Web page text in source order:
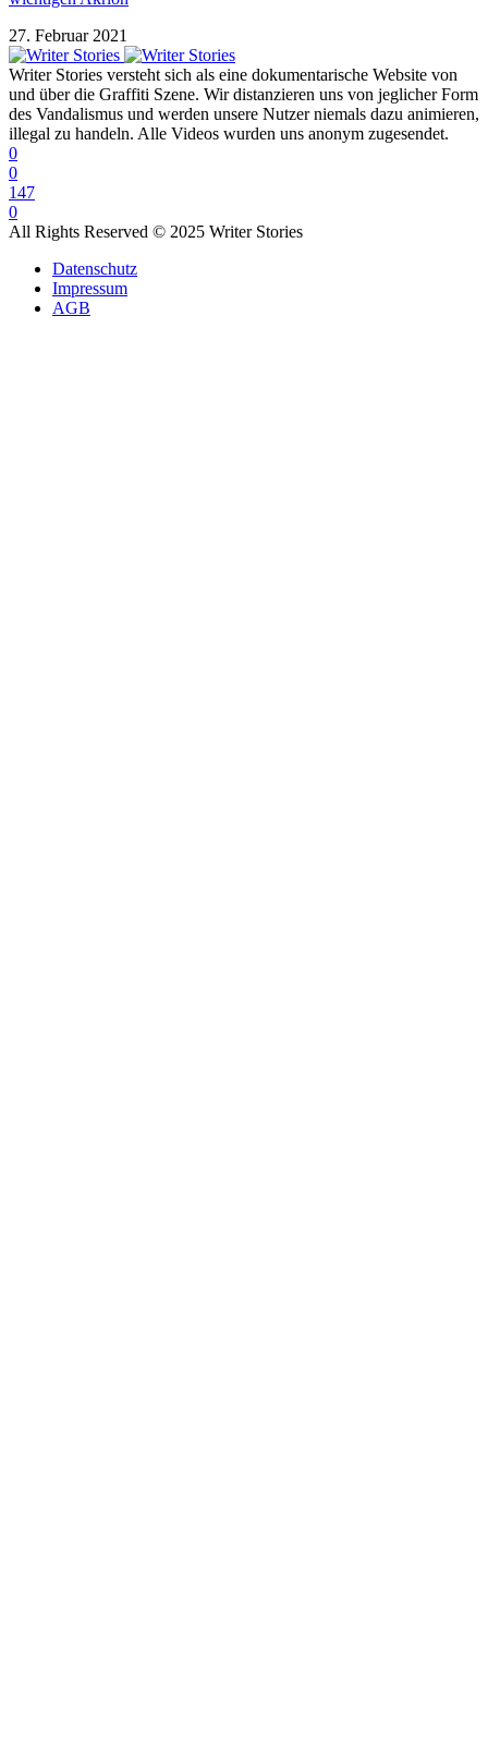
27. Februar 2021
Writer Stories versteht sich als eine dokumentarische Website von
und über die Graffiti Szene. Wir distanzieren uns von jeglicher Form
des Vandalismus und werden unsere Nutzer niemals dazu animieren,
illegal zu handeln. Alle Videos wurden uns anonym zugesendet.
0
0
147
0
All Rights Reserved © 2025 Writer Stories
Datenschutz
Impressum
AGB